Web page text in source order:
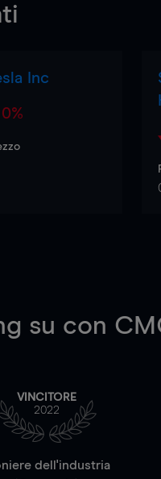
Inc
0%
su con
VINCITORE
2022
dell'industria